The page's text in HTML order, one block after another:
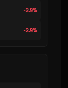
-3.9%
-3.9%